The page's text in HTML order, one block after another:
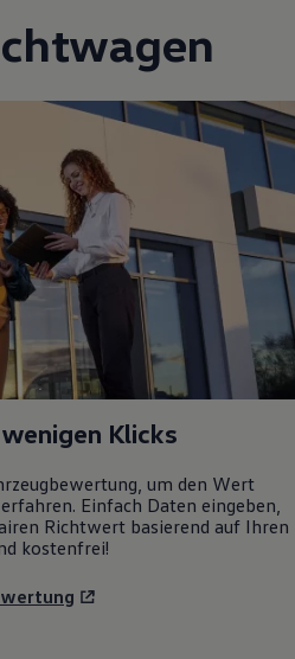
Klicks
um den Wert
Einfach Daten eingeben,
Richtwert basierend auf Ihren
kostenfrei!